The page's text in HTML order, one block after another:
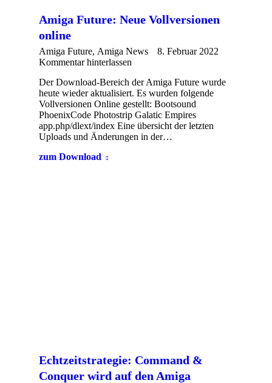
Amiga Future: Neue Vollversionen
online
Amiga Future, Amiga News
8. Februar 2022
Kommentar hinterlassen
Der Download-Bereich der Amiga Future wurde
heute wieder aktualisiert. Es wurden folgende
Vollversionen Online gestellt: Bootsound
PhoenixCode Photostrip Galatic Empires
app.php/dlext/index Eine übersicht der letzten
Uploads und Änderungen in der…
zum Download
Echtzeitstrategie: Command &
Conquer wird auf den Amiga